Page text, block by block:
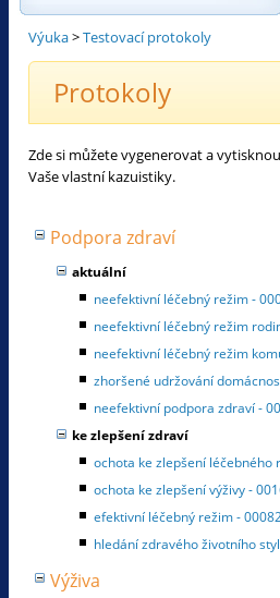
Výuka>Testovací protokoly
Protokoly
Zde si můžete vygenerovat a
Vaše vlastní kazuistiky.
Podpora zdraví
aktuální
neefektivní léčebný režim -
neefektivní léčebný režim
neefektivní léčebný režim
zhoršené udržování
neefektivní podpora zdraví -
ke zlepšení zdraví
ochota ke zlepšení léčebného
ochota ke zlepšení výživy -
efektivní léčebný režim -
hledání zdravého životního
Výživa